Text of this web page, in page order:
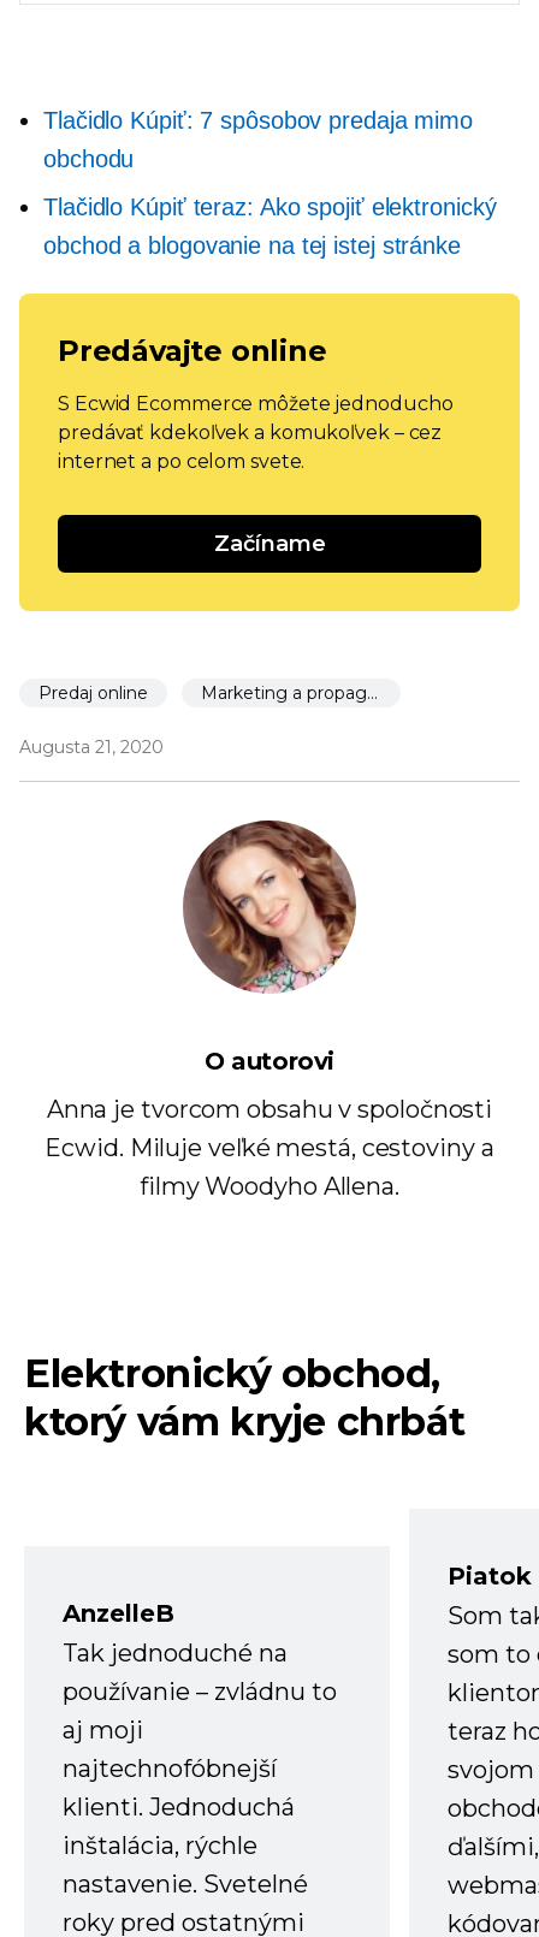
Tlačidlo Kúpiť: 7 spôsobov predaja mimo
obchodu
Tlačidlo Kúpiť teraz: Ako spojiť elektronický
obchod a blogovanie na tej istej stránke
Predávajte online
S Ecwid Ecommerce môžete jednoducho
predávať kdekoľvek a komukoľvek – cez
internet a po celom svete.
Začíname
Predaj online Marketing a propagácia
Augusta 21, 2020
O autorovi
Anna je tvorcom obsahu v spoločnosti
Ecwid. Miluje veľké mestá, cestoviny a
filmy Woodyho Allena.
Elektronický obchod,
ktorý vám kryje chrbát
AnzelleB
Tak jednoduché na
používanie – zvládnu to
aj moji
najtechnofóbnejší
klienti. Jednoduchá
inštalácia, rýchle
nastavenie. Svetelné
roky pred ostatnými
Piatok
Som
som to
teraz